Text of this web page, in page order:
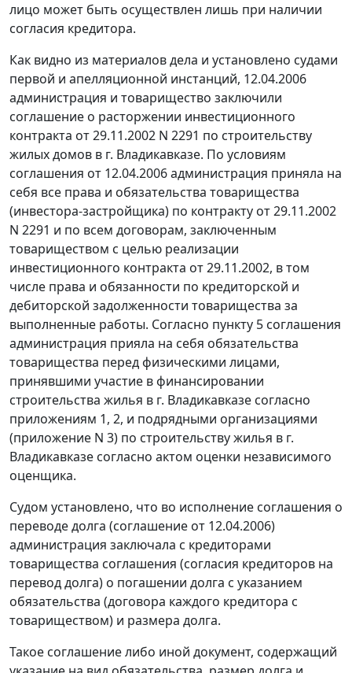
лицо может быть осуществлен лишь при наличии
согласия кредитора.
Как видно из материалов дела и установлено судами
первой и апелляционной инстанций, 12.04.2006
администрация и товарищество заключили
соглашение о расторжении инвестиционного
контракта от 29.11.2002 N 2291 по строительству
жилых домов в г. Владикавказе. По условиям
соглашения от 12.04.2006 администрация приняла на
себя все права и обязательства товарищества
(инвестора-застройщика) по контракту от 29.11.2002
N 2291 и по всем договорам, заключенным
товариществом с целью реализации
инвестиционного контракта от 29.11.2002, в том
числе права и обязанности по кредиторской и
дебиторской задолженности товарищества за
выполненные работы. Согласно пункту 5 соглашения
администрация прияла на себя обязательства
товарищества перед физическими лицами,
принявшими участие в финансировании
строительства жилья в г. Владикавказе согласно
приложениям 1, 2, и подрядными организациями
(приложение N 3) по строительству жилья в г.
Владикавказе согласно актом оценки независимого
оценщика.
Судом установлено, что во исполнение соглашения о
переводе долга (соглашение от 12.04.2006)
администрация заключала с кредиторами
товарищества соглашения (согласия кредиторов на
перевод долга) о погашении долга с указанием
обязательства (договора каждого кредитора с
товариществом) и размера долга.
Такое соглашение либо иной документ, содержащий